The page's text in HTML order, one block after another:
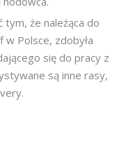
tym, że należąca do
Polsce, zdobyła
się do pracy z
są inne rasy,